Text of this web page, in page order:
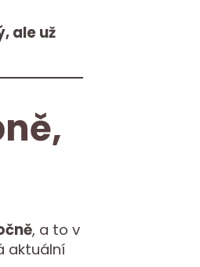
ale už
, a to v
aktuální